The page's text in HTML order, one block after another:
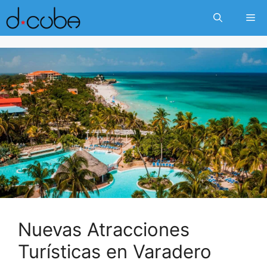
Skip
to
content
Nuevas Atracciones
Turísticas en Varadero